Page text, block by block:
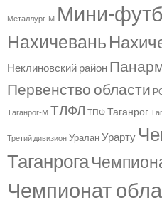
Металлург-М Мини-
Нахичевань
Неклиновский район
Первенство области
Таганрог-М ТЛФЛ ТПФ Таганрог
Третий дивизион УраланУрарту
Таганрога
Чемпионат